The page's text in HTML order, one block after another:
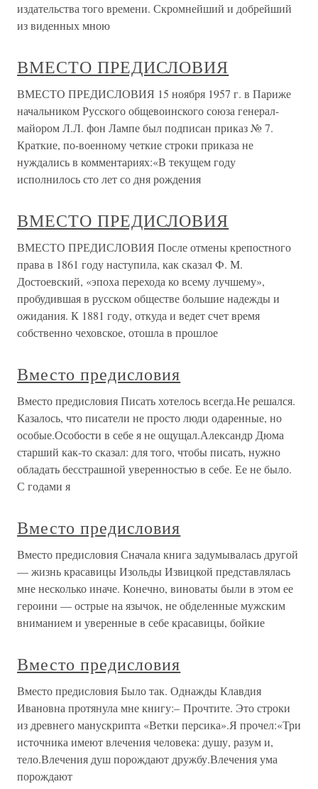
издательства того времени. Скромнейший и добрейший
из виденных мною
ВМЕСТО ПРЕДИСЛОВИЯ
ВМЕСТО ПРЕДИСЛОВИЯ 15 ноября 1957 г. в Париже
начальником Русского общевоинского союза генерал-
майором Л.Л. фон Лампе был подписан приказ № 7.
Краткие, по-военному четкие строки приказа не
нуждались в комментариях:«В текущем году
исполнилось сто лет со дня рождения
ВМЕСТО ПРЕДИСЛОВИЯ
ВМЕСТО ПРЕДИСЛОВИЯ После отмены крепостного
права в 1861 году наступила, как сказал Ф. М.
Достоевский, «эпоха перехода ко всему лучшему»,
пробудившая в русском обществе большие надежды и
ожидания. К 1881 году, откуда и ведет счет время
собственно чеховское, отошла в прошлое
Вместо предисловия
Вместо предисловия Писать хотелось всегда.Не решался.
Казалось, что писатели не просто люди одаренные, но
особые.Особости в себе я не ощущал.Александр Дюма
старший как-то сказал: для того, чтобы писать, нужно
обладать бесстрашной уверенностью в себе. Ее не было.
С годами я
Вместо предисловия
Вместо предисловия Сначала книга задумывалась другой
— жизнь красавицы Изольды Извицкой представлялась
мне несколько иначе. Конечно, виноваты были в этом ее
героини — острые на язычок, не обделенные мужским
вниманием и уверенные в себе красавицы, бойкие
Вместо предисловия
Вместо предисловия Было так. Однажды Клавдия
Ивановна протянула мне книгу:– Прочтите. Это строки
из древнего манускрипта «Ветки персика».Я прочел:«Три
источника имеют влечения человека: душу, разум и,
тело.Влечения душ порождают дружбу.Влечения ума
порождают